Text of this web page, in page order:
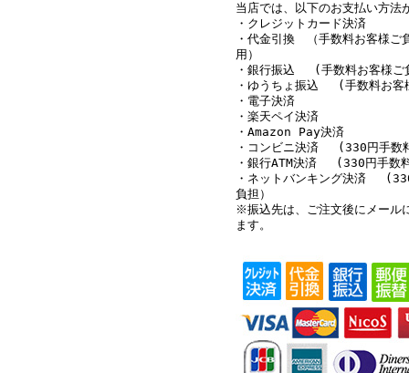
当店では、以下のお支払い方法
・クレジットカード決済
・代金引換 （手数料お客様ご
用）
・銀行振込 (手数料お客様ご
・ゆうちょ振込 (手数料お客
・電子決済
・楽天ペイ決済
・Amazon Pay決済
・コンビニ決済 (330円手数
・銀行ATM決済 (330円手数
・ネットバンキング決済
負担）
※振込先は、ご注文後にメール
ます。